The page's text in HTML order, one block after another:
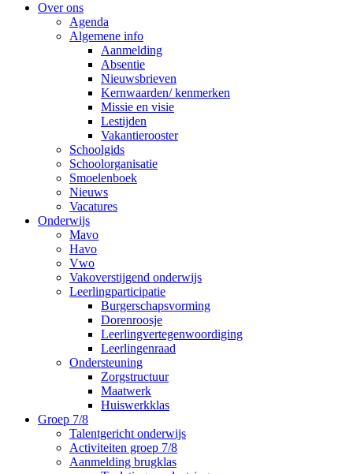
Over ons
Agenda
Algemene info
Aanmelding
Absentie
Nieuwsbrieven
Kernwaarden/ kenmerken
Missie en visie
Lestijden
Vakantierooster
Schoolgids
Schoolorganisatie
Smoelenboek
Nieuws
Vacatures
Onderwijs
Mavo
Havo
Vwo
Vakoverstijgend onderwijs
Leerlingparticipatie
Burgerschapsvorming
Dorenroosje
Leerlingvertegenwoordiging
Leerlingenraad
Ondersteuning
Zorgstructuur
Maatwerk
Huiswerkklas
Groep 7/8
Talentgericht onderwijs
Activiteiten groep 7/8
Aanmelding brugklas